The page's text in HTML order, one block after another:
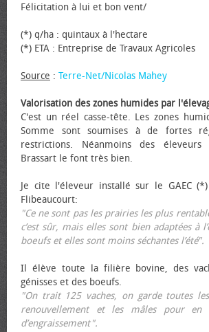
Félicitation à lui et bon vent/
(*) q/ha : quintaux à l'hectare
(*) ETA : Entreprise de Travaux Agricoles
Source : Terre-Net/Nicolas Mahey
Valorisation des zones humides par
C'est un réel casse-tête. Les zones
Somme sont soumises à de fortes
restrictions. Néanmoins des éleveurs
Brassart le font très bien.
Je cite l'éleveur installé sur le GAEC
Flibeaucourt:
"Ce ne sont pas les prairies les plus
c’est sûr, mais elles sont bien adaptées à
bœufs et elles sont moins séchantes l’été".
Il élève toute la filière bovine, des
génisses et des bœufs.
"On trait 125 vaches, on garde toutes
renouvellement et les mâles pour
d’engraissement".